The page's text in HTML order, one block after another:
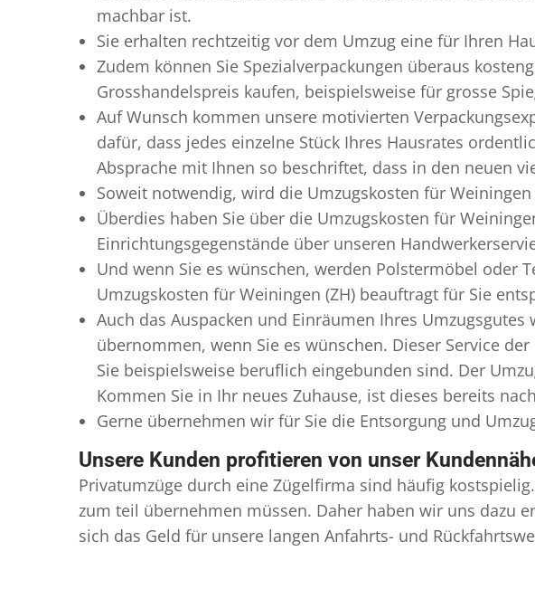
machbar ist.
Sie erhalten rechtzeitig vor dem Umzug eine für Ihren
Zudem können Sie Spezialverpackungen überaus
Grosshandelspreis kaufen, beispielsweise für grosse
Auf Wunsch kommen unsere motivierten
dafür, dass jedes einzelne Stück Ihres Hausrates
Absprache mit Ihnen so beschriftet, dass in den neuen
Soweit notwendig, wird die Umzugskosten für
Überdies haben Sie über die Umzugskosten für
Einrichtungsgegenstände über unseren
Und wenn Sie es wünschen, werden Polstermöbel oder
Umzugskosten für Weiningen (ZH) beauftragt für Sie
Auch das Auspacken und Einräumen Ihres
übernommen, wenn Sie es wünschen. Dieser Service
Sie beispielsweise beruflich eingebunden sind. Der
Kommen Sie in Ihr neues Zuhause, ist dieses bereits
Gerne übernehmen wir für Sie die Entsorgung und
Unsere Kunden profitieren von unser
Privatumzüge durch eine Zügelfirma sind häufig
zum teil übernehmen müssen. Daher haben wir uns dazu
sich das Geld für unsere langen Anfahrts- und